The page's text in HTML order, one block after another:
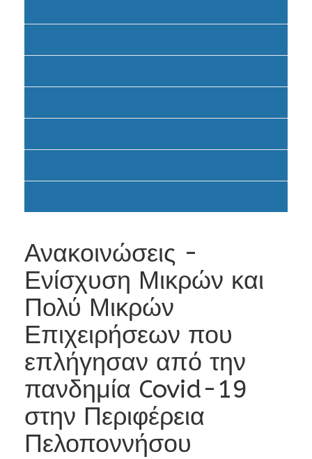
Ανακοινώσεις -
Ενίσχυση Μικρών και
Πολύ Μικρών
Επιχειρήσεων που
επλήγησαν από την
πανδημία Covid-19
στην Περιφέρεια
Πελοποννήσου